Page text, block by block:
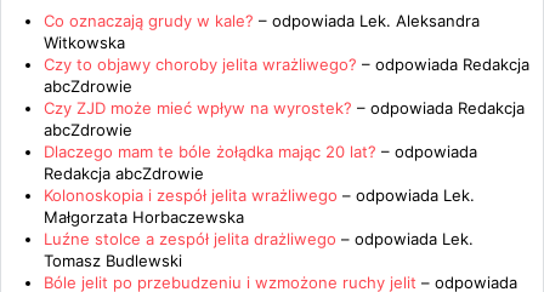
Co oznaczają grudy w kale? – odpowiada Lek. Aleksandra
Witkowska
Czy to objawy choroby jelita wrażliwego? – odpowiada Redakcja
abcZdrowie
Czy ZJD może mieć wpływ na wyrostek? – odpowiada Redakcja
abcZdrowie
Dlaczego mam te bóle żołądka mając 20 lat? – odpowiada
Redakcja abcZdrowie
Kolonoskopia i zespół jelita wrażliwego – odpowiada Lek.
Małgorzata Horbaczewska
Luźne stolce a zespół jelita drażliwego – odpowiada Lek.
Tomasz Budlewski
Bóle jelit po przebudzeniu i wzmożone ruchy jelit – odpowiada